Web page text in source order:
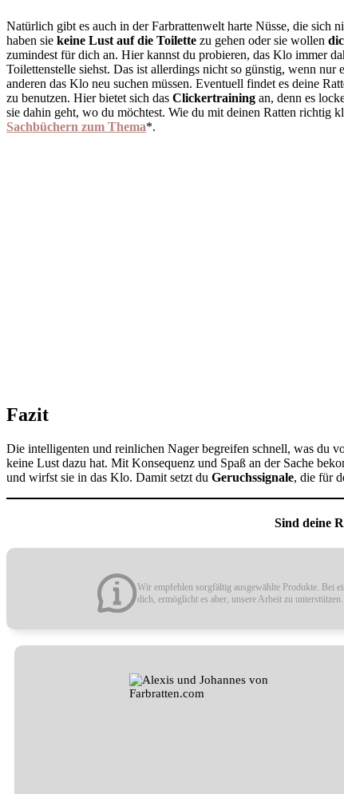
Natürlich gibt es auch in der Farbrattenwelt harte Nüsse, die sich
haben sie keine Lust auf die Toilette zu gehen oder sie wollen
zumindest für dich an. Hier kannst du probieren, das Klo immer
Toilettenstelle siehst. Das ist allerdings nicht so günstig, wenn nur
anderen das Klo neu suchen müssen. Eventuell findet es deine
zu benutzen. Hier bietet sich das Clickertraining an, denn es
sie dahin geht, wo du möchtest. Wie du mit deinen Ratten richtig
Sachbüchern zum Thema*.
Fazit
Die intelligenten und reinlichen Nager begreifen schnell, was du
keine Lust dazu hat. Mit Konsequenz und Spaß an der Sache
und wirfst sie in das Klo. Damit setzt du Geruchssignale, die für
Sind deine
Wir empfehlen sorgfältig ausgewählte Produkte. Bei
dich, ermöglicht es aber, unsere Arbeit zu